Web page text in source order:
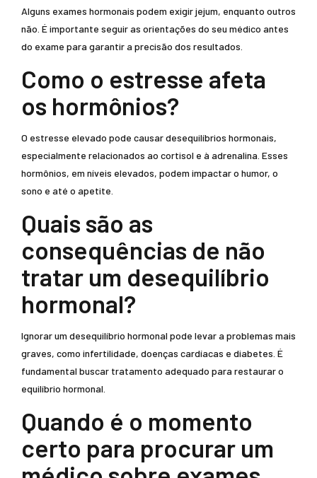
Alguns exames hormonais podem exigir jejum, enquanto outros
não. É importante seguir as orientações do seu médico antes
do exame para garantir a precisão dos resultados.
Como o estresse afeta
os hormônios?
O estresse elevado pode causar desequilíbrios hormonais,
especialmente relacionados ao cortisol e à adrenalina. Esses
hormônios, em níveis elevados, podem impactar o humor, o
sono e até o apetite.
Quais são as
consequências de não
tratar um desequilíbrio
hormonal?
Ignorar um desequilíbrio hormonal pode levar a problemas mais
graves, como infertilidade, doenças cardíacas e diabetes. É
fundamental buscar tratamento adequado para restaurar o
equilíbrio hormonal.
Quando é o momento
certo para procurar um